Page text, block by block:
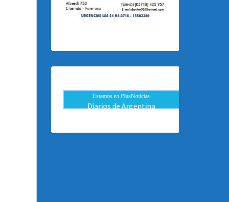
Estamos en PlusNoticias
Diarios de Argentina